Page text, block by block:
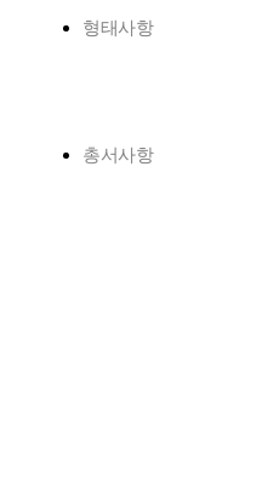
형태사항
총서사항